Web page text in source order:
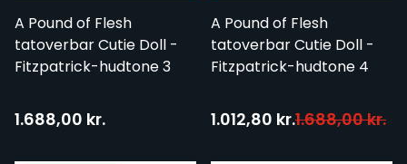
A Pound of Flesh
tatoverbar Cutie Doll -
Fitzpatrick-hudtone 3
1.688,00 kr.
A Pound of Flesh
tatoverbar Cutie Doll -
Fitzpatrick-hudtone 4
Tilbudspris:
1.012,80 kr.1.688,00 kr.